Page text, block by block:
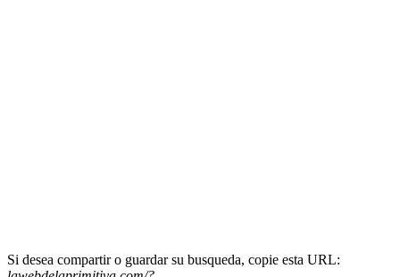
Si desea compartir o guardar su busqueda, copie esta URL: